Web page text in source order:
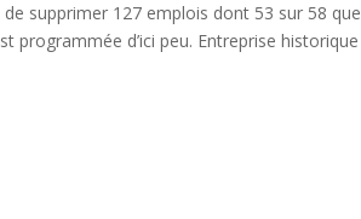
supprimer 127 emplois dont 53 sur 58 que
programmée d’ici peu. Entreprise historique